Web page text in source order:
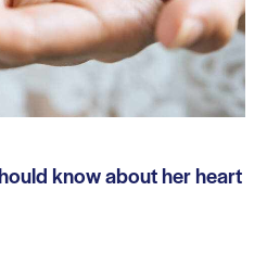
know about her heart